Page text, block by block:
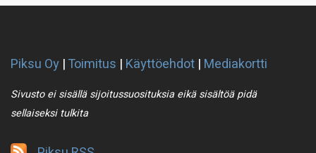
Piksu Oy |Toimitus | Käyttöehdot | Mediakortti
Sivusto ei sisällä sijoitussuosituksia eikä sisältöä pidä
sellaiseksi tulkita